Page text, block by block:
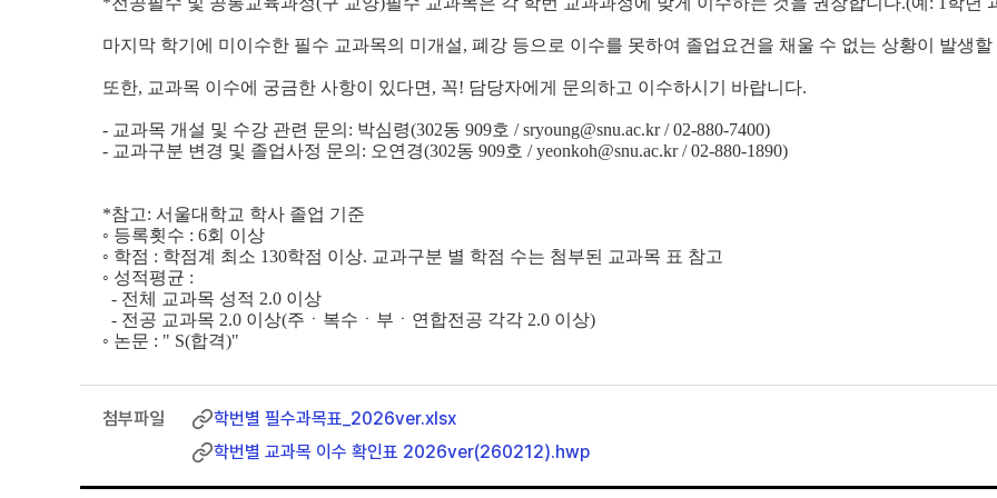
마지막 학기에 미이수한 필수 교과목의 미개설, 폐강 등으로 이수를 못하여 졸업요건을 채울 수 없는 상황이 발생할
또한, 교과목 이수에 궁금한 사항이 있다면, 꼭! 담당자에게 문의하고 이수하시기 바랍니다.
- 교과목 개설 및 수강 관련 문의 : 박심령(302동 909호 / sryoung@snu.ac.kr / 02-880-7400)
- 교과구분 변경 및 졸업사정 문의: 오연경(302동 909호 / yeonkoh@snu.ac.kr / 02-880-1890)
*참고: 서울대학교 학사 졸업 기준
◦ 등록횟수 : 6회 이상
◦ 학점 : 학점계 최소 130학점 이상. 교과구분 별 학점 수는 첨부된 교과목 표 참고
◦ 성적평균 :
- 전체 교과목 성적 2.0 이상
- 전공 교과목 2.0 이상(주ㆍ복수ㆍ부ㆍ연합전공 각각 2.0 이상)
◦ 논문 : " S(합격)"
학번별 필수과목표_2026ver.xlsx
학번별 교과목 이수 확인표 2026ver(260212).hwp